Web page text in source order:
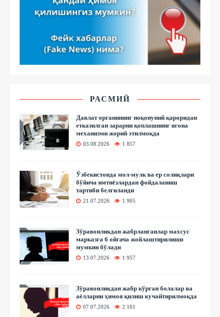
РАСМИЙ
Давлат органининг ноқонуний қароридан
етказилган зарарни қоплашнинг ягона
механизми жорий этилмоқда
03.08.2026 1 857
Ўзбекистонда мол-мулк ва ер солиқлари
бўйича имтиёзлардан фойдаланиш
тартиби белгиланди
21.07.2026 1 905
Зўравонликдан жабрланганлар махсус
марказга 6 ойгача жойлаштирилиши
мумкин бўлади
13.07.2026 1 957
Зўравонликдан жабр кўрган болалар ва
аёлларни ҳимоя қилиш кучайтирилмоқда
07.07.2026 2 161